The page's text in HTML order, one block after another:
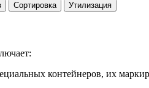
Сортировка Утилизация
контейнеров, их